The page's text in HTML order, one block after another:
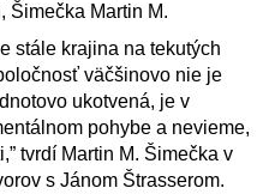
Šimečka Martin M.
stále krajina na tekutých
väčšinovo nie je
ukotvená, je v
pohybe a nevieme,
tvrdí Martin M. Šimečka v
s Jánom Štrasserom.